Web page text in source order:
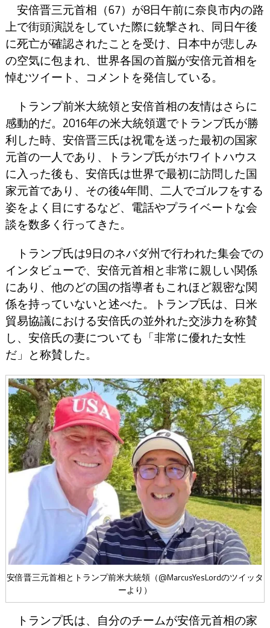
安倍晋三元首相（67）が8日午前に奈良市内の路
上で街頭演説をしていた際に銃撃され、同日午後
に死亡が確認されたことを受け、日本中が悲しみ
の空気に包まれ、世界各国の首脳が安倍元首相を
悼むツイート、コメントを発信している。
トランプ前米大統領と安倍首相の友情はさらに
感動的だ。2016年の米大統領選でトランプ氏が勝
利した時、安倍晋三氏は祝電を送った最初の国家
元首の一人であり、トランプ氏がホワイトハウス
に入った後も、安倍氏は世界で最初に訪問した国
家元首であり、その後4年間、二人でゴルフをする
姿をよく目にするなど、電話やプライベートな会
談を数多く行ってきた。
トランプ氏は9日のネバダ州で行われた集会での
インタビューで、安倍元首相と非常に親しい関係
にあり、他のどの国の指導者もこれほど親密な関
係を持っていないと述べた。トランプ氏は、日米
貿易協議における安倍氏の並外れた交渉力を称賛
し、安倍氏の妻についても「非常に優れた女性
だ」と称賛した。
安倍晋三元首相とトランプ前米大統領（@MarcusYesLordのツイッタ
ーより）
トランプ氏は、自分のチームが安倍元首相の家